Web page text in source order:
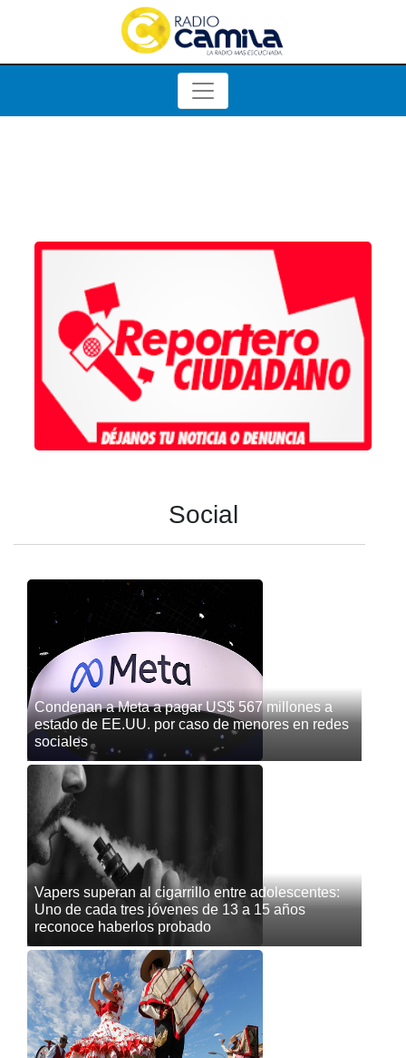
Social
Condenan a Meta a pagar US$ 567 millones a
estado de EE.UU. por caso de menores en redes
sociales
Vapers superan al cigarrillo entre adolescentes:
Uno de cada tres jóvenes de 13 a 15 años
reconoce haberlos probado